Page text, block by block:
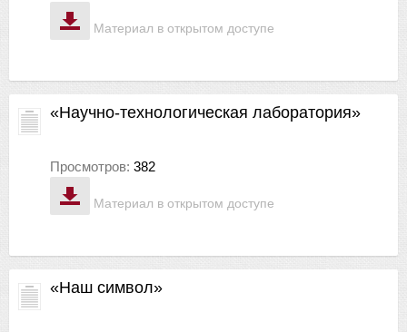
Материал в открытом доступе
Материал в открытом доступе
«Научно-технологическая лаборатория»
Просмотров: 382
«Наш символ»